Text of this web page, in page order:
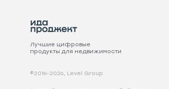
Лучшие цифровые
продукты для недвижимости
©2016-2026, Level Group